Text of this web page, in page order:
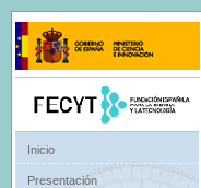
Inicio
Presentación